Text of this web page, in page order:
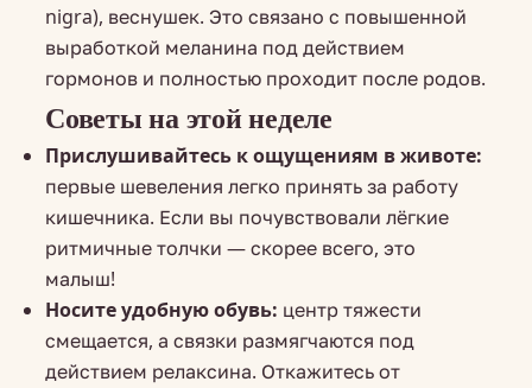
nigra), веснушек. Это связано с повышенной
выработкой меланина под действием
гормонов и полностью проходит после родов.
Советы на этой неделе
Прислушивайтесь к ощущениям в животе:
первые шевеления легко принять за работу
кишечника. Если вы почувствовали лёгкие
ритмичные толчки — скорее всего, это
малыш!
Носите удобную обувь: центр тяжести
смещается, а связки размягчаются под
действием релаксина. Откажитесь от